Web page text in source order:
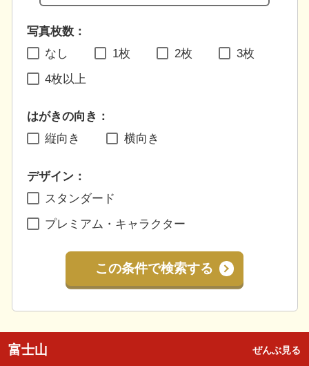
写真枚数：
なし
1枚 2枚 3枚
4枚以上
はがきの向き：
縦向き
横向き
デザイン：
スタンダード
プレミアム・キャラクター
この条件で検索する
富士山 ぜんぶ見る